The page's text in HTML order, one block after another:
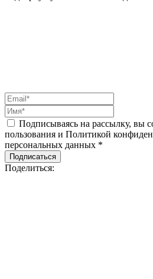
Подписываясь на рассылку, вы
пользования и Политикой
персональных данных *
Подписаться
Поделиться: